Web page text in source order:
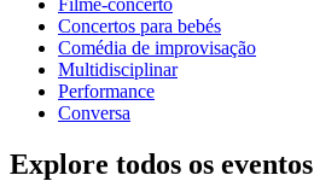
Concertos para bebés
Comédia de improvisação
Multidisciplinar
Performance
Conversa
Explore todos os eventos